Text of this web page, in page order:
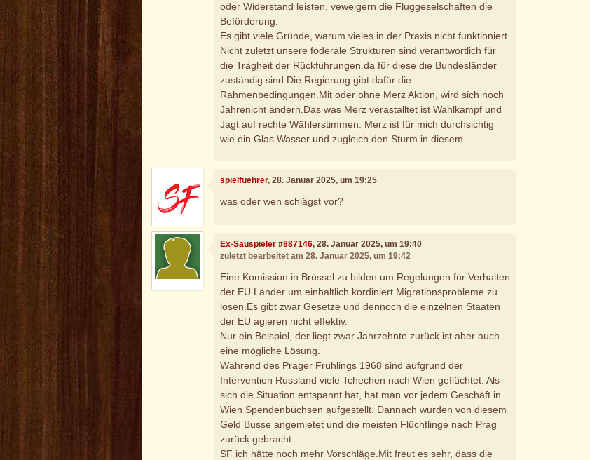
oder Widerstand leisten, veweigern die Fluggeselschaften die
Beförderung.
Es gibt viele Gründe, warum vieles in der Praxis nicht funktioniert.
Nicht zuletzt unsere föderale Strukturen sind verantwortlich für
die Trägheit der Rückführungen.da für diese die Bundesländer
zuständig sind.Die Regierung gibt dafür die
Rahmenbedingungen.Mit oder ohne Merz Aktion, wird sich noch
Jahrenicht ändern.Das was Merz verastalltet ist Wahlkampf und
Jagt auf rechte Wählerstimmen. Merz ist für mich durchsichtig
wie ein Glas Wasser und zugleich den Sturm in diesem.
spielfuehrer, 28. Januar 2025, um 19:25
was oder wen schlägst vor?
Ex-Sauspieler #887146, 28. Januar 2025, um 19:40
zuletzt bearbeitet am 28. Januar 2025, um 19:42
Eine Komission in Brüssel zu bilden um Regelungen für Verhalten
der EU Länder um einhaltlich kordiniert Migrationsprobleme zu
lösen.Es gibt zwar Gesetze und dennoch die einzelnen Staaten
der EU agieren nicht effektiv.
Nur ein Beispiel, der liegt zwar Jahrzehnte zurück ist aber auch
eine mögliche Lösung.
Während des Prager Frühlings 1968 sind aufgrund der
Intervention Russland viele Tchechen nach Wien geflüchtet. Als
sich die Situation entspannt hat, hat man vor jedem Geschäft in
Wien Spendenbüchsen aufgestellt. Dannach wurden von diesem
Geld Busse angemietet und die meisten Flüchtlinge nach Prag
zurück gebracht.
SF ich hätte noch mehr Vorschläge.Mit freut es sehr, dass die